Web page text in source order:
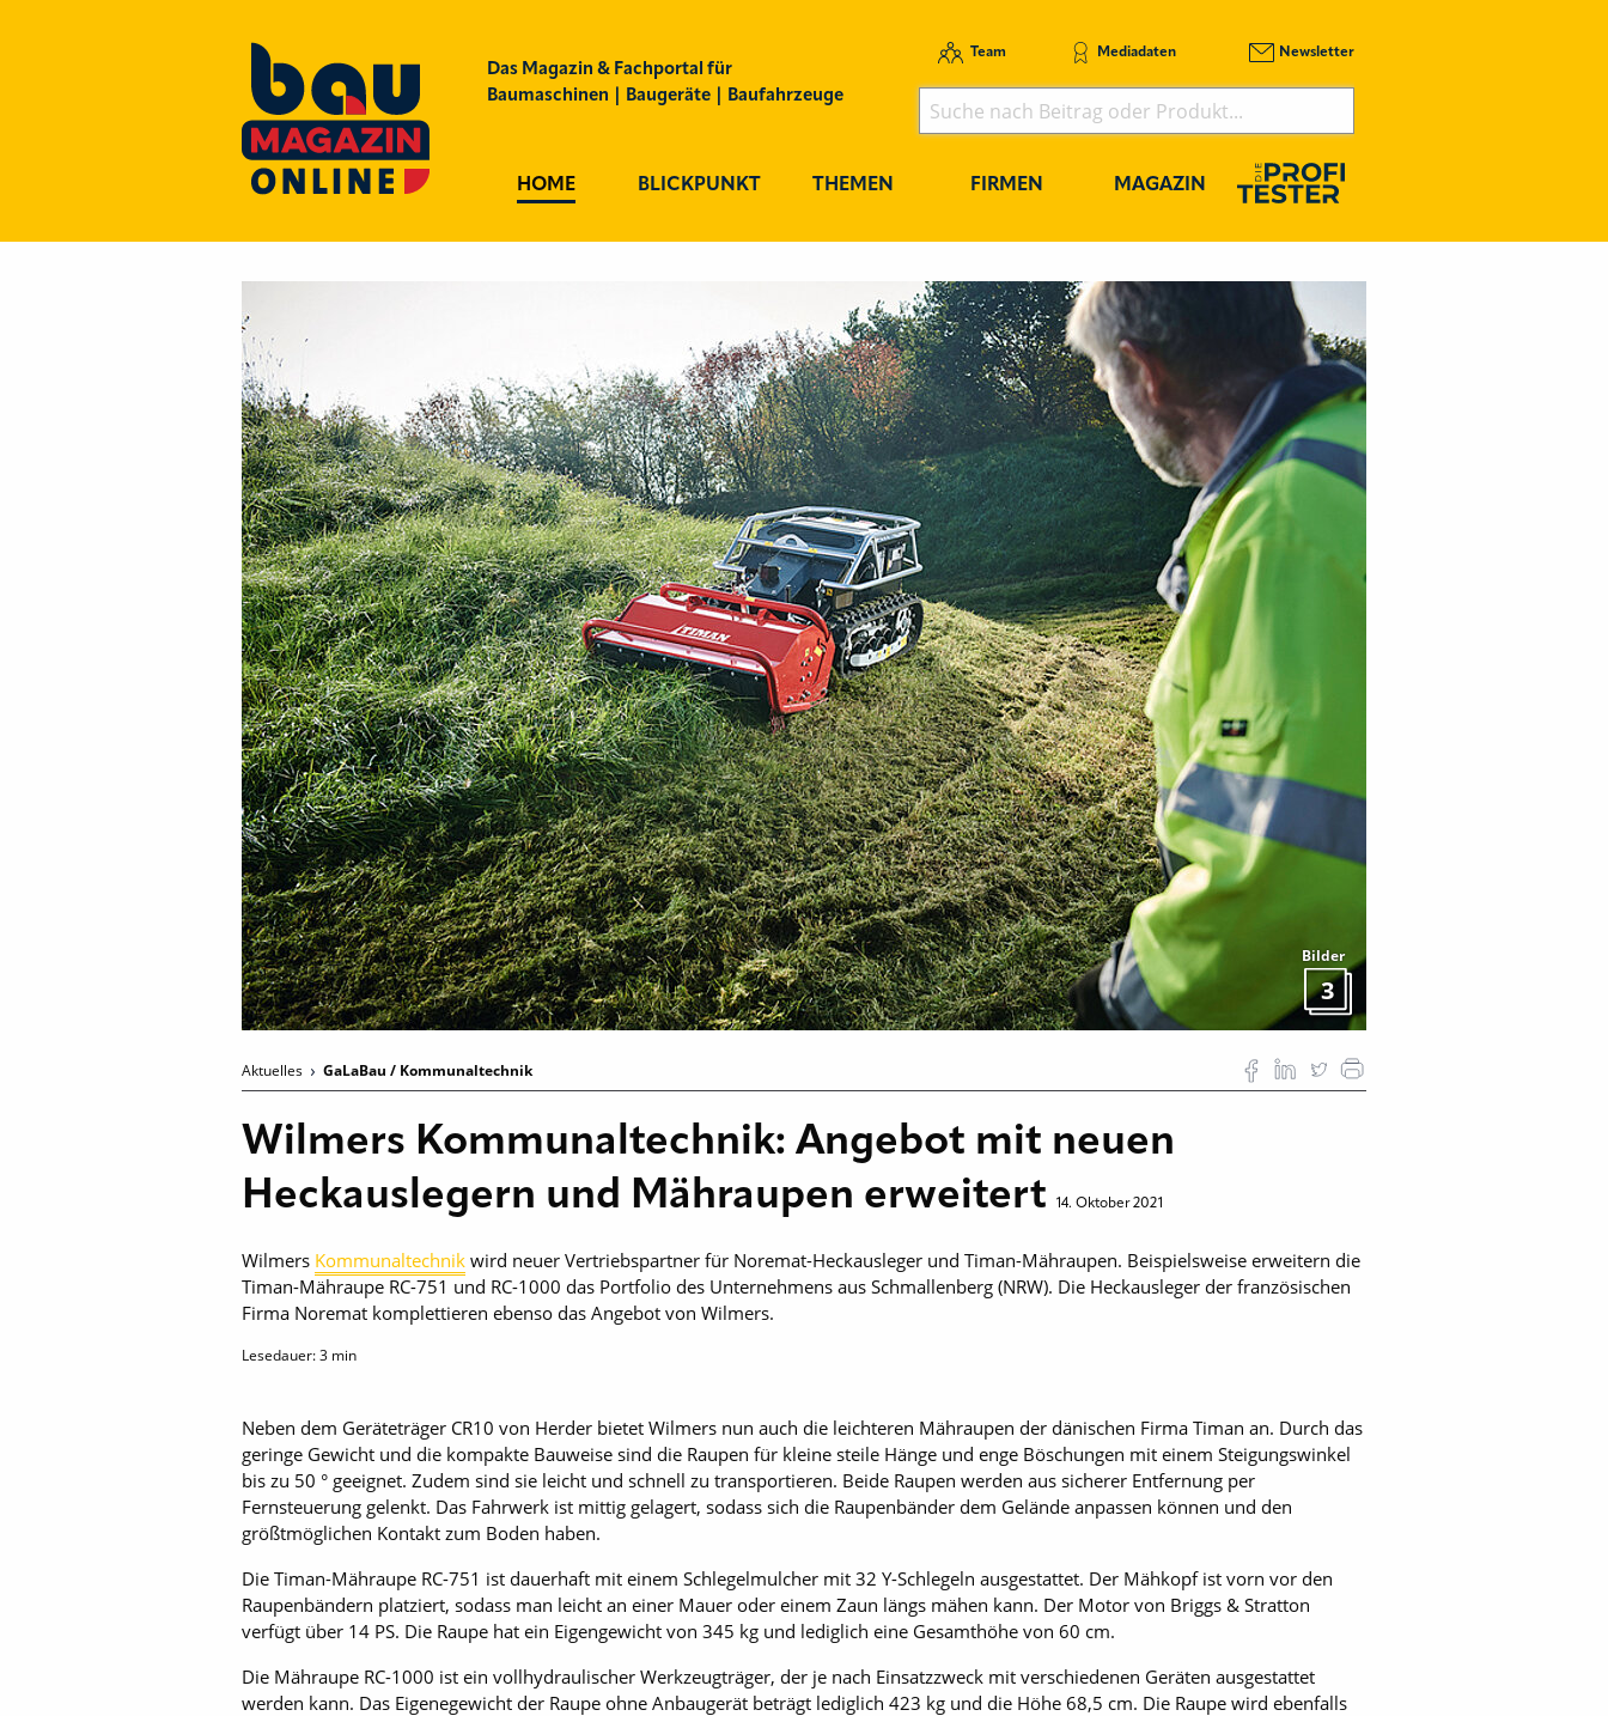
Das Magazin & Fachportal für
Baumaschinen | Baugeräte | Baufahrzeuge
Team Mediadaten Newsletter
HOME BLICKPUNKT THEMEN FIRMEN MAGAZIN
Bilder
3
Aktuelles GaLaBau / Kommunaltechnik
Wilmers Kommunaltechnik: Angebot mit neuen
Heckauslegern und Mähraupen erweitert
14. Oktober 2021
Wilmers Kommunaltechnik wird neuer Vertriebspartner für Noremat-Heckausleger und Timan-Mähraupen. Beispielsweise erweitern die
Timan-Mähraupe RC-751 und RC-1000 das Portfolio des Unternehmens aus Schmallenberg (NRW). Die Heckausleger der französischen
Firma Noremat komplettieren ebenso das Angebot von Wilmers.
Lesedauer:3 min
Neben dem Geräteträger CR10 von Herder bietet Wilmers nun auch die leichteren Mähraupen der dänischen Firma Timan an. Durch das
geringe Gewicht und die kompakte Bauweise sind die Raupen für kleine steile Hänge und enge Böschungen mit einem Steigungswinkel
bis zu 50 ° geeignet. Zudem sind sie leicht und schnell zu transportieren. Beide Raupen werden aus sicherer Entfernung per
Fernsteuerung gelenkt. Das Fahrwerk ist mittig gelagert, sodass sich die Raupenbänder dem Gelände anpassen können und den
größtmöglichen Kontakt zum Boden haben.
Die Timan-Mähraupe RC-751 ist dauerhaft mit einem Schlegelmulcher mit 32 Y-Schlegeln ausgestattet. Der Mähkopf ist vorn vor den
Raupenbändern platziert, sodass man leicht an einer Mauer oder einem Zaun längs mähen kann. Der Motor von Briggs & Stratton
verfügt über 14 PS. Die Raupe hat ein Eigengewicht von 345 kg und lediglich eine Gesamthöhe von 60 cm.
Die Mähraupe RC-1000 ist ein vollhydraulischer Werkzeugträger, der je nach Einsatzzweck mit verschiedenen Geräten ausgestattet
werden kann. Das Eigenegewicht der Raupe ohne Anbaugerät beträgt lediglich 423 kg und die Höhe 68,5 cm. Die Raupe wird ebenfalls